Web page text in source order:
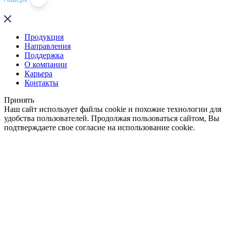
Продукция
Направления
Поддержка
О компании
Карьера
Контакты
Принять
Наш сайт использует файлы cookie и похожие технологии для
удобства пользователей. Продолжая пользоваться сайтом, Вы
подтверждаете свое согласие на использование cookie.